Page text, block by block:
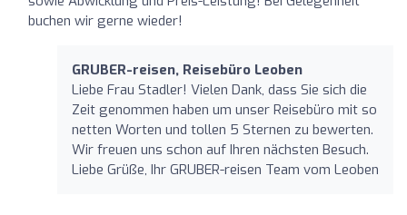
buchen wir gerne wieder!
GRUBER-reisen, Reisebüro Leoben
Liebe Frau Stadler! Vielen Dank, dass Sie sich die
Zeit genommen haben um unser Reisebüro mit so
netten Worten und tollen 5 Sternen zu bewerten.
Wir freuen uns schon auf Ihren nächsten Besuch.
Liebe Grüße, Ihr GRUBER-reisen Team vom Leoben